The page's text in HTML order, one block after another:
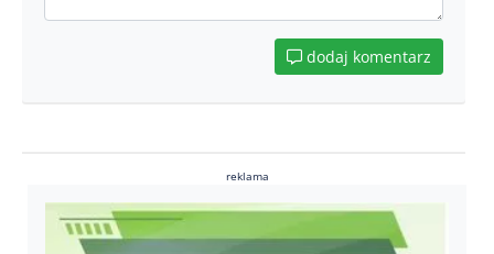
dodaj komentarz
reklama